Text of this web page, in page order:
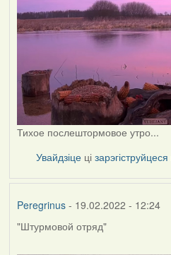
Тихое послештормовое утро...
Увайдзіце цізарэгіструйцеся
Peregrinus- 19.02.2022 - 12:24
"Штурмовой отряд"